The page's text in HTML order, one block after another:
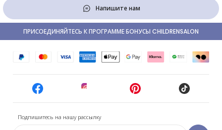
Напишите нам
Подпишитесь на нашу рассылку
ПРИСОЕДИНЯЙТЕСЬ К ПРОГРАММЕ БОНУСЫ CHILDRENSALON